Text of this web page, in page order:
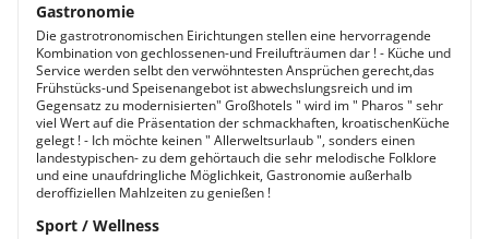
Gastronomie
Die gastrotronomischen Eirichtungen stellen eine hervorragende
Kombination von gechlossenen-und Freilufträumen dar ! - Küche und
Service werden selbt den verwöhntesten Ansprüchen gerecht,das
Frühstücks-und Speisenangebot ist abwechslungsreich und im
Gegensatz zu modernisierten" Großhotels " wird im " Pharos " sehr
viel Wert auf die Präsentation der schmackhaften, kroatischenKüche
gelegt ! - Ich möchte keinen " Allerweltsurlaub ", sonders einen
landestypischen- zu dem gehörtauch die sehr melodische Folklore
und eine unaufdringliche Möglichkeit, Gastronomie außerhalb
deroffiziellen Mahlzeiten zu genießen !
Sport / Wellness